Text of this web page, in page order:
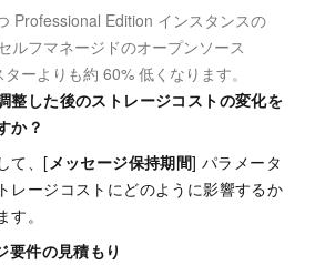
Professional Edition インスタンスの
ルフマネージドのオープンソース
ーよりも約 60% 低くなります。
整した後のストレージコストの変化を
か？
て、[メッセージ保持期間] パラメータ
レージコストにどのように影響するか
。
要件の見積もり